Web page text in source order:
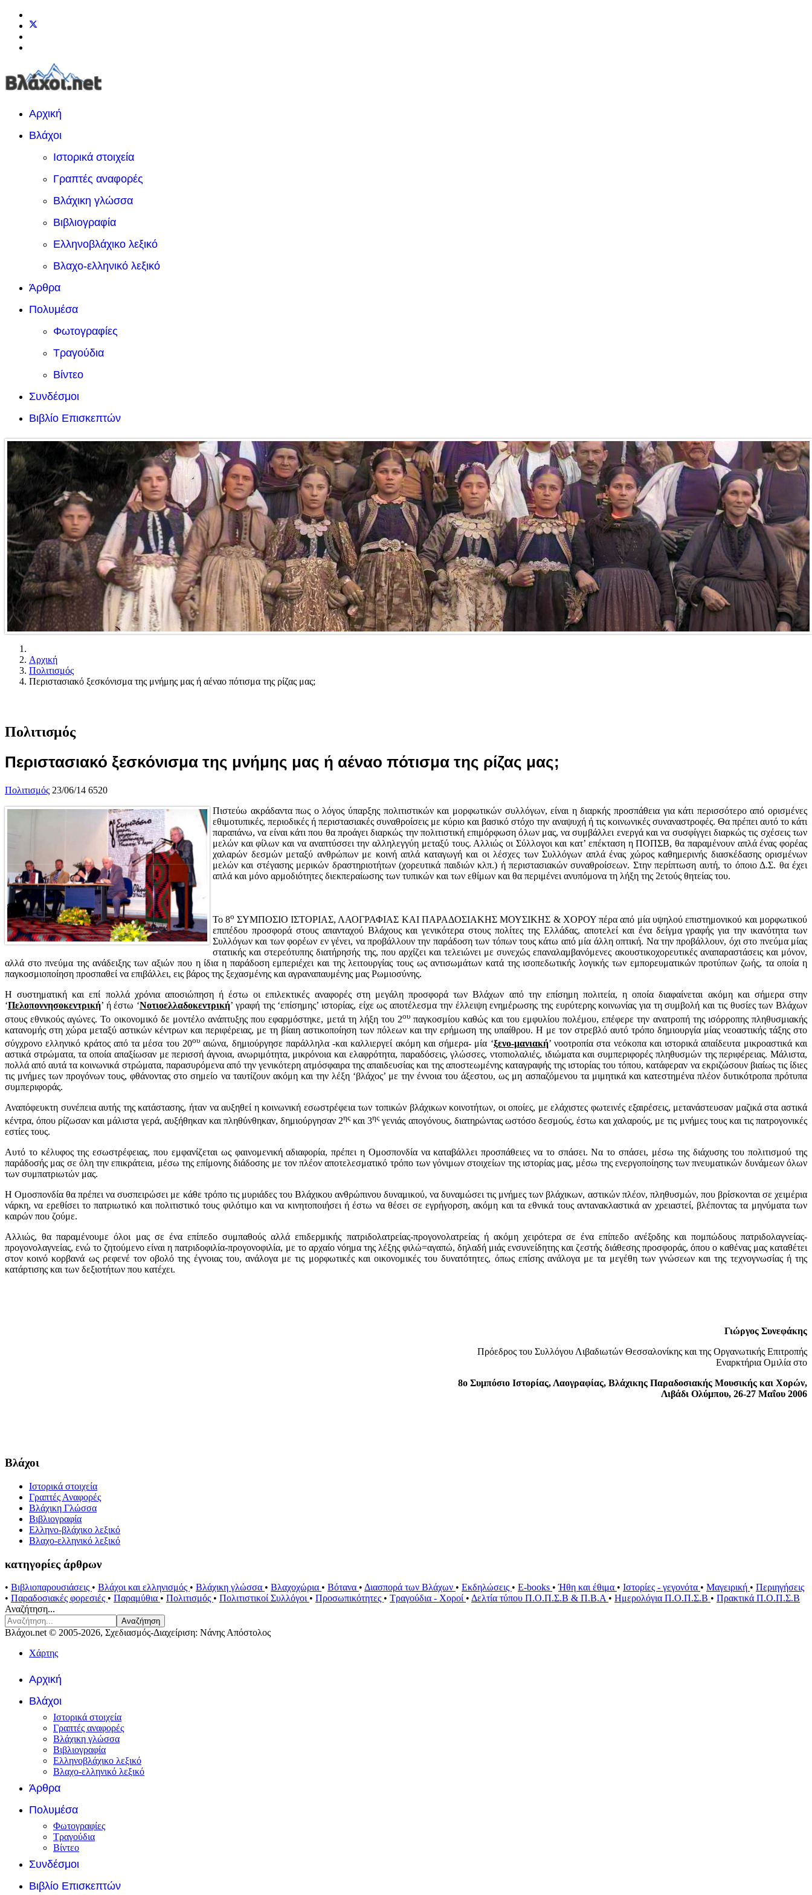
Αρχική
Βλάχοι
Ιστορικά στοιχεία
Γραπτές αναφορές
Βλάχικη γλώσσα
Βιβλιογραφία
Ελληνοβλάχικο λεξικό
Βλαχο-ελληνικό λεξικό
Άρθρα
Πολυμέσα
Φωτογραφίες
Τραγούδια
Βίντεο
Συνδέσμοι
Βιβλίο Επισκεπτών
Αρχική
Πολιτισμός
Περιστασιακό ξεσκόνισμα της μνήμης μας ή αέναο πότισμα της ρίζας μας;
Πολιτισμός
Περιστασιακό ξεσκόνισμα της μνήμης μας ή αέναο πότισμα της ρίζας μας;
Πολιτισμός 23/06/14 6520
Πιστεύω ακράδαντα πως ο λόγος ύπαρξης πολιτιστικών και μορφωτικών συλλόγων, είναι η διαρκής προσπάθεια για κάτι περισσότερο από ορισμένες
εθιμοτυπικές, περιοδικές ή περιστασιακές συναθροίσεις με κύριο και βασικό στόχο την αναψυχή ή τις κοινωνικές συναναστροφές. Θα πρέπει αυτό το κάτι
παραπάνω, να είναι κάτι που θα προάγει διαρκώς την πολιτιστική επιμόρφωση όλων μας, να συμβάλλει ενεργά και να συσφίγγει διαρκώς τις σχέσεις των
μελών και φίλων και να αναπτύσσει την αλληλεγγύη μεταξύ τους. Αλλιώς οι Σύλλογοι και κατ’ επέκταση η ΠΟΠΣΒ, θα παραμένουν απλά ένας φορέας
χαλαρών δεσμών μεταξύ ανθρώπων με κοινή απλά καταγωγή και οι λέσχες των Συλλόγων απλά ένας χώρος καθημερινής διασκέδασης ορισμένων
μελών και στέγασης μερικών δραστηριοτήτων (χορευτικά παιδιών κλπ.) ή περιστασιακών συναθροίσεων. Στην περίπτωση αυτή, το όποιο Δ.Σ. θα έχει
απλά και μόνο αρμοδιότητες διεκπεραίωσης των τυπικών και των εθίμων και θα περιμένει ανυπόμονα τη λήξη της 2ετούς θητείας του.
Το 8ο ΣΥΜΠΟΣΙΟ ΙΣΤΟΡΙΑΣ, ΛΑΟΓΡΑΦΙΑΣ ΚΑΙ ΠΑΡΑΔΟΣΙΑΚΗΣ ΜΟΥΣΙΚΗΣ & ΧΟΡΟΥ πέρα από μία υψηλού επιστημονικού και μορφωτικού
επιπέδου προσφορά στους απανταχού Βλάχους και γενικότερα στους πολίτες της Ελλάδας, αποτελεί και ένα δείγμα γραφής για την ικανότητα των
Συλλόγων και των φορέων εν γένει, να προβάλλουν την παράδοση των τόπων τους κάτω από μία άλλη οπτική. Να την προβάλλουν, όχι στο πνεύμα μίας
στατικής και στερεότυπης διατήρησής της, που αρχίζει και τελειώνει με συνεχώς επαναλαμβανόμενες ακουστικοχορευτικές αναπαραστάσεις και μόνον,
αλλά στο πνεύμα της ανάδειξης των αξιών που η ίδια η παράδοση εμπεριέχει και της λειτουργίας τους ως αντισωμάτων κατά της ισοπεδωτικής λογικής των εμπορευματικών προτύπων ζωής, τα οποία η
παγκοσμιοποίηση προσπαθεί να επιβάλλει, εις βάρος της ξεχασμένης και αγραναπαυμένης μας Ρωμιοσύνης.
Η συστηματική και επί πολλά χρόνια αποσιώπηση ή έστω οι επιλεκτικές αναφορές στη μεγάλη προσφορά των Βλάχων από την επίσημη πολιτεία, η οποία διαφαίνεται ακόμη και σήμερα στην
‘Πελοποννησοκεντρική’ ή έστω ‘Νοτιοελλαδοκεντρική’ γραφή της ‘επίσημης’ ιστορίας, είχε ως αποτέλεσμα την έλλειψη ενημέρωσης της ευρύτερης κοινωνίας για τη συμβολή και τις θυσίες των Βλάχων
στους εθνικούς αγώνες. Το οικονομικό δε μοντέλο ανάπτυξης που εφαρμόστηκε, μετά τη λήξη του 2ου παγκοσμίου καθώς και του εμφυλίου πολέμου, επέφερε την ανατροπή της ισόρροπης πληθυσμιακής
κατανομής στη χώρα μεταξύ αστικών κέντρων και περιφέρειας, με τη βίαιη αστικοποίηση των πόλεων και την ερήμωση της υπαίθρου. Η με τον στρεβλό αυτό τρόπο δημιουργία μίας νεοαστικής τάξης στο
σύγχρονο ελληνικό κράτος από τα μέσα του 20ουαιώνα, δημιούργησε παράλληλα -και καλλιεργεί ακόμη και σήμερα- μία ‘ξενο-μανιακή’ νοοτροπία στα νεόκοπα και ιστορικά απαίδευτα μικροαστικά και
αστικά στρώματα, τα οποία απαξίωσαν με περισσή άγνοια, ανωριμότητα, μικρόνοια και ελαφρότητα, παραδόσεις, γλώσσες, ντοπιολαλιές, ιδιώματα και συμπεριφορές πληθυσμών της περιφέρειας. Μάλιστα,
πολλά από αυτά τα κοινωνικά στρώματα, παρασυρόμενα από την γενικότερη ατμόσφαιρα της απαιδευσίας και της αποστεωμένης καταγραφής της ιστορίας του τόπου, κατάφεραν να εκριζώσουν βιαίως τις ίδιες
τις μνήμες των προγόνων τους, φθάνοντας στο σημείο να ταυτίζουν ακόμη και την λέξη ‘βλάχος’ με την έννοια του άξεστου, ως μη ασπαζόμενου τα μιμητικά και κατεστημένα πλέον δυτικότροπα πρότυπα
συμπεριφοράς.
Αναπόφευκτη συνέπεια αυτής της κατάστασης, ήταν να αυξηθεί η κοινωνική εσωστρέφεια των τοπικών βλάχικων κοινοτήτων, οι οποίες, με ελάχιστες φωτεινές εξαιρέσεις, μετανάστευσαν μαζικά στα αστικά
κέντρα, όπου ρίζωσαν και μάλιστα γερά, αυξήθηκαν και πληθύνθηκαν, δημιούργησαν 2ης και 3ης γενιάς απογόνους, διατηρώντας ωστόσο δεσμούς, έστω και χαλαρούς, με τις μνήμες τους και τις πατρογονικές
εστίες τους.
Αυτό το κέλυφος της εσωστρέφειας, που εμφανίζεται ως φαινομενική αδιαφορία, πρέπει η Ομοσπονδία να καταβάλλει προσπάθειες να το σπάσει. Να το σπάσει, μέσω της διάχυσης του πολιτισμού της
παράδοσής μας σε όλη την επικράτεια, μέσω της επίμονης διάδοσης με τον πλέον αποτελεσματικό τρόπο των γόνιμων στοιχείων της ιστορίας μας, μέσω της ενεργοποίησης των πνευματικών δυνάμεων όλων
των συμπατριωτών μας.
Η Ομοσπονδία θα πρέπει να συσπειρώσει με κάθε τρόπο τις μυριάδες του Βλάχικου ανθρώπινου δυναμικού, να δυναμώσει τις μνήμες των βλάχικων, αστικών πλέον, πληθυσμών, που βρίσκονται σε χειμέρια
νάρκη, να ερεθίσει το πατριωτικό και πολιτιστικό τους φιλότιμο και να κινητοποιήσει ή έστω να θέσει σε εγρήγορση, ακόμη και τα εθνικά τους αντανακλαστικά αν χρειαστεί, βλέποντας τα μηνύματα των
καιρών που ζούμε.
Αλλιώς, θα παραμένουμε όλοι μας σε ένα επίπεδο συμπαθούς αλλά επιδερμικής πατριδολατρείας-προγονολατρείας ή ακόμη χειρότερα σε ένα επίπεδο ανέξοδης και πομπώδους πατριδολαγνείας-
προγονολαγνείας, ενώ το ζητούμενο είναι η πατριδοφιλία-προγονοφιλία, με το αρχαίο νόημα της λέξης φιλώ=αγαπώ, δηλαδή μιάς ενσυνείδητης και ζεστής διάθεσης προσφοράς, όπου ο καθένας μας καταθέτει
στον κοινό κορβανά ως ρεφενέ τον οβολό της έγνοιας του, ανάλογα με τις μορφωτικές και οικονομικές του δυνατότητες, όπως επίσης ανάλογα με τα μεγέθη των γνώσεων και της τεχνογνωσίας ή της
κατάρτισης και των δεξιοτήτων που κατέχει.
Γιώργος Συνεφάκης
Πρόεδρος του Συλλόγου Λιβαδιωτών Θεσσαλονίκης και της Οργανωτικής Επιτροπής
Εναρκτήρια Ομιλία στο
8ο Συμπόσιο Ιστορίας, Λαογραφίας, Βλάχικης Παραδοσιακής Μουσικής και Χορών,
Λιβάδι Ολύμπου, 26-27 Μαΐου 2006
Βλάχοι
Ιστορικά στοιχεία
Γραπτές Αναφορές
Βλάχικη Γλώσσα
Βιβλιογραφία
Ελληνο-βλάχικο λεξικό
Βλαχο-ελληνικό λεξικό
κατηγορίες άρθρων
• Βιβλιοπαρουσιάσεις • Βλάχοι και ελληνισμός • Βλάχικη γλώσσα • Βλαχοχώρια • Βότανα • Διασπορά των Βλάχων • Εκδηλώσεις • E-books •Ήθη και έθιμα • Ιστορίες - γεγονότα • Μαγειρική • Περιηγήσεις
• Παραδοσιακές φορεσιές • Παραμύθια • Πολιτισμός • Πολιτιστικοί Συλλόγοι • Προσωπικότητες • Τραγούδια - Χοροί • Δελτία τύπου Π.Ο.Π.Σ.Β & Π.Β.Α • Ημερολόγια Π.Ο.Π.Σ.Β • Πρακτικά Π.Ο.Π.Σ.Β
Αναζήτηση...
Αναζήτηση
Βλάχοι.net © 2005-2026, Σχεδιασμός-Διαχείριση: Νάνης Απόστολος
Χάρτης
Αρχική
Βλάχοι
Ιστορικά στοιχεία
Γραπτές αναφορές
Βλάχικη γλώσσα
Βιβλιογραφία
Ελληνοβλάχικο λεξικό
Βλαχο-ελληνικό λεξικό
Άρθρα
Πολυμέσα
Φωτογραφίες
Τραγούδια
Βίντεο
Συνδέσμοι
Βιβλίο Επισκεπτών